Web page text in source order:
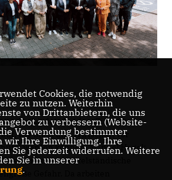
Papier „Zukunft.
wie Staat und Wirtschaft vor
werden können. Manuel Hagel:
ist für unsere mittelständische
Gefahr. Da arbeiten
Cookies, die notwendig
zu nutzen. Weiterhin
von Drittanbietern, die uns
zu verbessern (Website-
Verwendung bestimmter
wir Ihre Einwilligung. Ihre
Sie jederzeit widerrufen. Weitere
Sie in unserer
.